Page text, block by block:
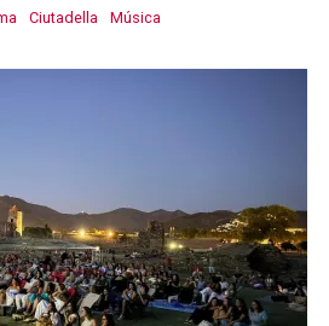
Ciutadella Música